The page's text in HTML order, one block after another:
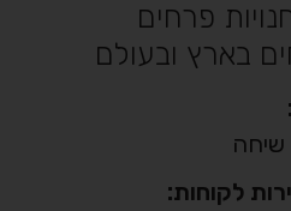
פרחים
בארץ ובעולם
לקוחות: